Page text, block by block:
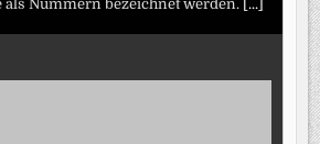
als Nummern bezeichnet werden. [...]